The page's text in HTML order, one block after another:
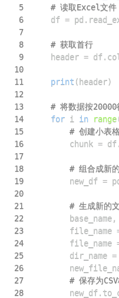
5
# 读取Excel文件
6
    df
= pd .
7
8
# 获取首行
9
    header
= df .
10
11
print ( header)
12
13
# 将数据按20000
14
for i in range
15
# 创建小表格
16
        chunk
= df .
17
18
# 组合成新
19
        new_df
=
20
21
# 生成新的
22
        base_name
,
23
        file_name
24
        file_name
25
        dir_name
=
26
27
# 保存为
28
        new_df
.